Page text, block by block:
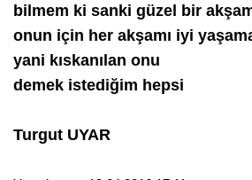
bilmem ki sanki güzel bir
onun için her akşamı iyi
yani kıskanılan onu
demek istediğim hepsi
Turgut UYAR